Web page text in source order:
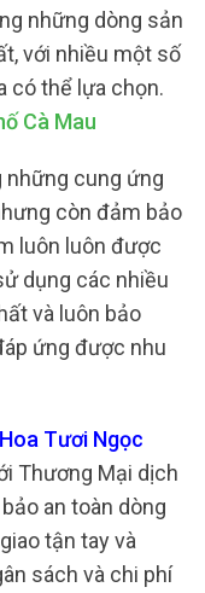
những dòng sản
với nhiều một số
có thể lựa chọn.
Cà Mau
những cung ứng
còn đảm bảo
luôn luôn được
dụng các nhiều
và luôn bảo
ứng được nhu
Tươi Ngọc
Thương Mại dịch
an toàn dòng
tận tay và
sách và chi phí